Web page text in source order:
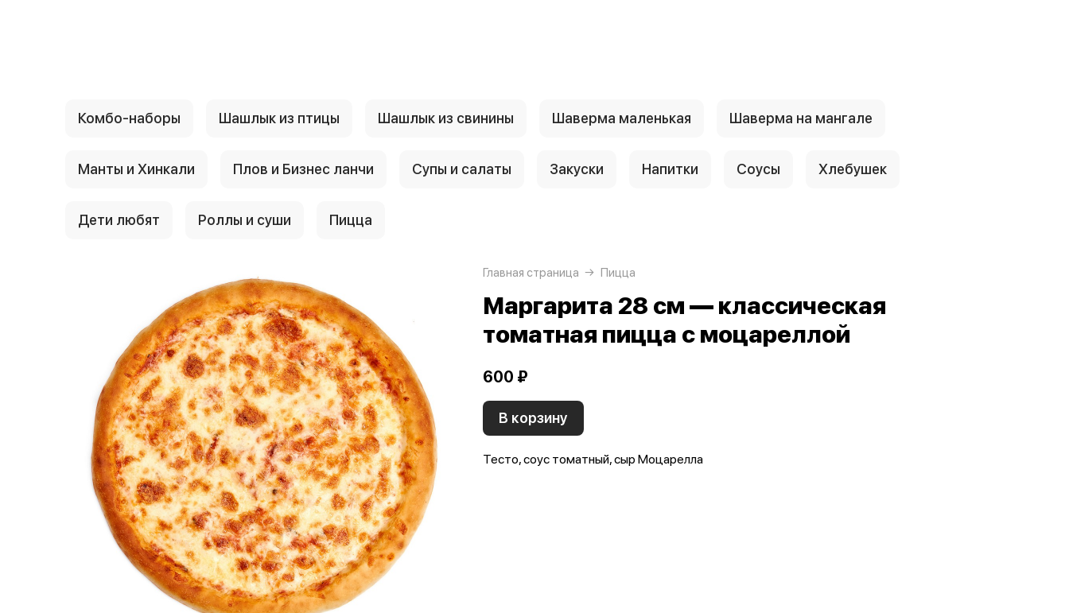
Комбо-наборы Шашлык из птицы Шашлык из свинины Шаверма маленькая Шаверма на мангале
Манты и Хинкали Плов и Бизнес ланчи Супы и салаты Закуски Напитки Соусы Хлебушек
Дети любят Роллы и суши Пицца
Главная страница Пицца
Маргарита 28 см — классическая
томатная пицца с моцареллой
600 ₽
В корзину
Тесто, соус томатный, сыр Моцарелла